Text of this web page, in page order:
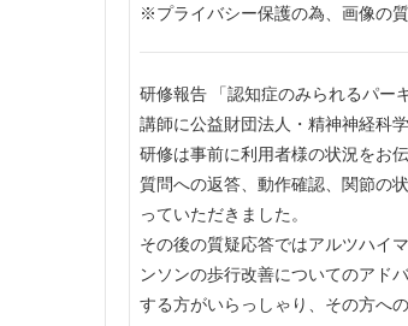
※プライバシー保護の為、画像の
研修報告 「認知症のみられるパ
講師に公益財団法人・精神神経科
研修は事前に利用者様の状況をお
質問への返答、動作確認、関節の
っていただきました。
その後の質疑応答ではアルツハイ
ンソンの歩行改善についてのアド
する方がいらっしゃり、その方へ